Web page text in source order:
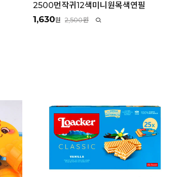
2500먼작귀12색미니원목색연필
1,630원 2,500원